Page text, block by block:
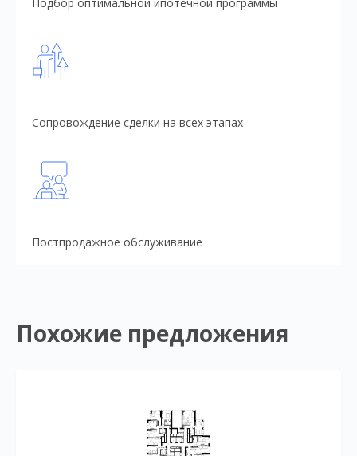
Сопровождение сделки на всех этапах
Постпродажное обслуживание
Похожие предложения